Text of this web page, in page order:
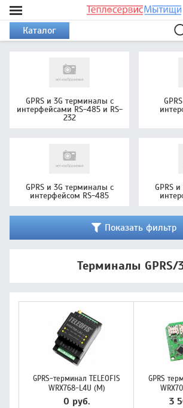
Каталог
GPRS и 3G терминалы с
интерфейсами RS-485 и RS-
232
GPRS и 3G терминалы с
интерфейсом RS-485
GPRS
Показать фильтр
Терминалы GPRS/
GPRS-терминал TELEOFIS
WRX768-L4U (M)
0 руб.
GPRS
3